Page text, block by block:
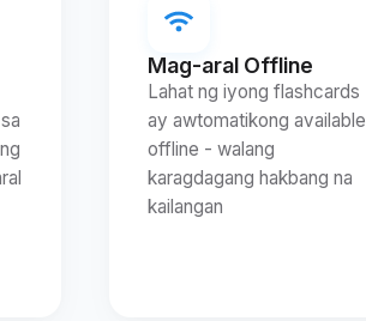
Mag-aral Offline
Lahat ng iyong flashcards
ay awtomatikong available
offline - walang
karagdagang hakbang na
kailangan